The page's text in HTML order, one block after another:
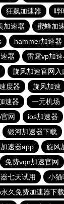
狂飙加速器 哔
加速器 蜜蜂加
hammer加速器
器
雷霆vp加速
旋风加速官网入
度器 旋风加速
速器 一元机场
网 ios加速器
银河加速器下载
速器app 旋风
免费vqn加速官网
七天试用
小猫
久免费加速器下